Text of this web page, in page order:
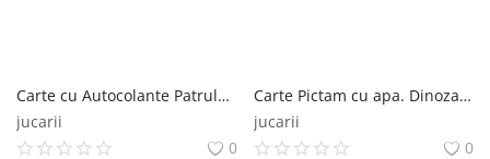
Carte cu Autocolante Patrula catelusilor. Aventuri in vacanta de iarna Editura Litera
jucarii
0
Carte Pictam cu apa. Dinozauri Editura Litera
jucarii
0